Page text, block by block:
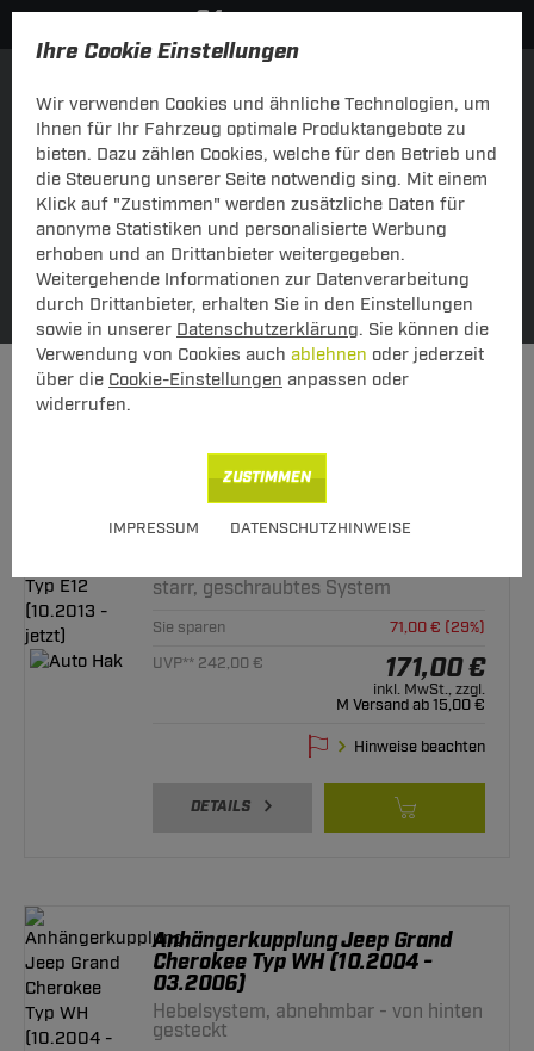
Ihre Cookie Einstellungen
Wir verwenden Cookies und ähnliche Technologien, um
Ihnen für Ihr Fahrzeug optimale Produktangebote zu
bieten. Dazu zählen Cookies, welche für den Betrieb und
die Steuerung unserer Seite notwendig sing. Mit einem
Klick auf "Zustimmen" werden zusätzliche Daten für
anonyme Statistiken und personalisierte Werbung
erhoben und an Drittanbieter weitergegeben.
Weitergehende Informationen zur Datenverarbeitung
durch Drittanbieter, erhalten Sie in den Einstellungen
sowie in unserer Datenschutzerklärung. Sie können die
Verwendung von Cookies auch ablehnen oder jederzeit
über die Cookie-Einstellungen anpassen oder
widerrufen.
IMPRESSUM DATENSCHUTZHINWEISE
ZUSTIMMEN
Einkaufen über Fahrzeug über Schlüsselnummer
SUCHE Meine Fahrzeuge
Anhängerkupplung Anhängerkupplung abnehmbar
Anhängerkupplung abnehmbar
Anhängerkupplung Nissan Note
starr, geschraubtes System
Sie sparen
71,00 € (29%)
UVP** 242,00 €
171,00 €
inkl. MwSt., zzgl.
M Versand ab 15,00 €
Hinweise beachten
DETAILS
Anhängerkupplung Jeep Grand
Cherokee Typ WH (10.2004 -
03.2006)
Hebelsystem, abnehmbar - von hinten
gesteckt